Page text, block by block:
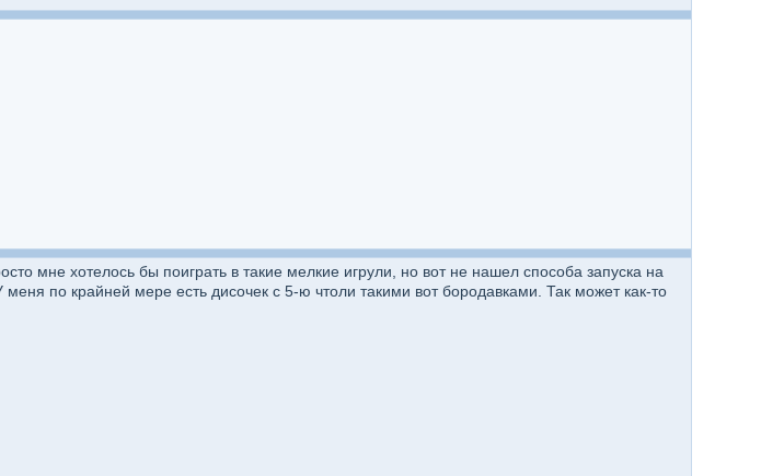
мне хотелось бы поиграть в такие мелкие игрули, но вот не нашел способа запуска на
по крайней мере есть дисочек с 5-ю чтоли такими вот бородавками. Так может как-то